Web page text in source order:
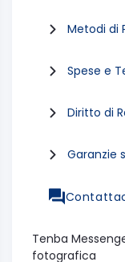
Metodi di
Spese e
Diritto di
Garanzie
Tenba
fotografica